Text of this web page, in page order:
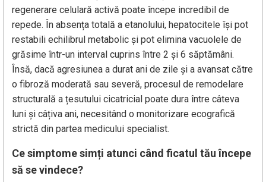
regenerare celulară activă poate începe incredibil de
repede. În absența totală a etanolului, hepatocitele își pot
restabili echilibrul metabolic și pot elimina vacuolele de
grăsime într-un interval cuprins între 2 și 6 săptămâni.
Însă, dacă agresiunea a durat ani de zile și a avansat către
o fibroză moderată sau severă, procesul de remodelare
structurală a țesutului cicatricial poate dura între câteva
luni și câțiva ani, necesitând o monitorizare ecografică
strictă din partea medicului specialist.
Ce simptome simți atunci când ficatul tău începe
să se vindece?